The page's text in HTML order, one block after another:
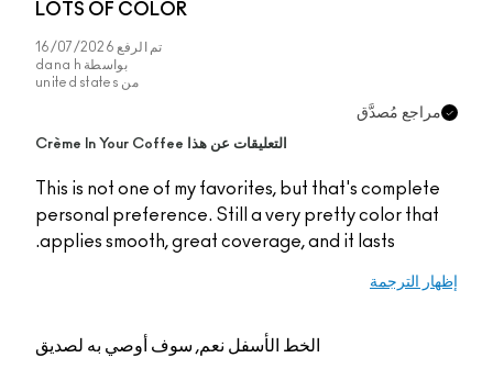
LOTS OF COLOR
تم الرفع 16/07/2026
بواسطة dana h
من united states
مراجع مُصدَّق
التعليقات عن هذا Crème In Your Coffee
This is not one of my favorites, but that's complete
personal preference. Still a very pretty color that
applies smooth, great coverage, and it lasts.
إظهار الترجمة
الخط الأسفلنعم, سوف أوصي به لصديق